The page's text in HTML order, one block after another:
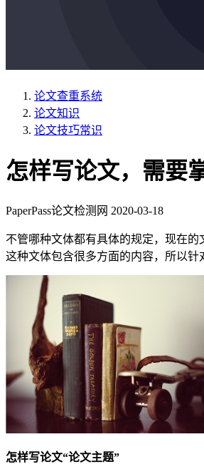
论文查重系统
论文知识
论文技巧常识
怎样写论文，需要
PaperPass论文检测网 2020-03-18
不管哪种文体都有具体的规定，现在
这种文体包含很多方面的内容，所以针
怎样写论文“论文主题”